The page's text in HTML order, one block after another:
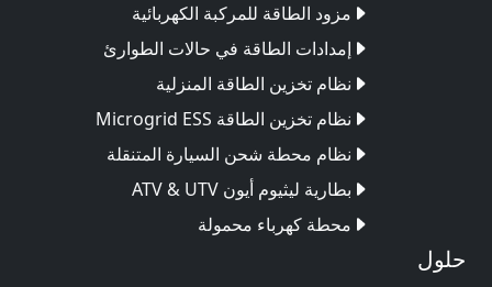
مزود الطاقة للمركبة الكهربائية
إمدادات الطاقة في حالات الطوارئ
نظام تخزين الطاقة المنزلية
نظام تخزين الطاقة Microgrid ESS
نظام محطة شحن السيارة المتنقلة
بطارية ليثيوم أيون ATV & UTV
محطة كهرباء محمولة
حلول